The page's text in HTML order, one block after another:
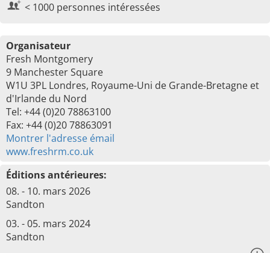
< 1000 personnes intéressées
Organisateur
Fresh Montgomery
9 Manchester Square
W1U 3PL Londres, Royaume-Uni de Grande-Bretagne et
d'Irlande du Nord
Tel: +44 (0)20 78863100
Fax: +44 (0)20 78863091
Montrer l'adresse émail
www.freshrm.co.uk
Éditions antérieures:
08. - 10. mars 2026
Sandton
03. - 05. mars 2024
Sandton